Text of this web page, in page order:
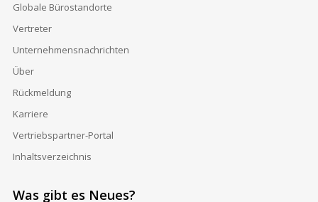
Globale Bürostandorte
Vertreter
Unternehmensnachrichten
Über
Rückmeldung
Karriere
Vertriebspartner-Portal
Inhaltsverzeichnis
Was gibt es Neues?